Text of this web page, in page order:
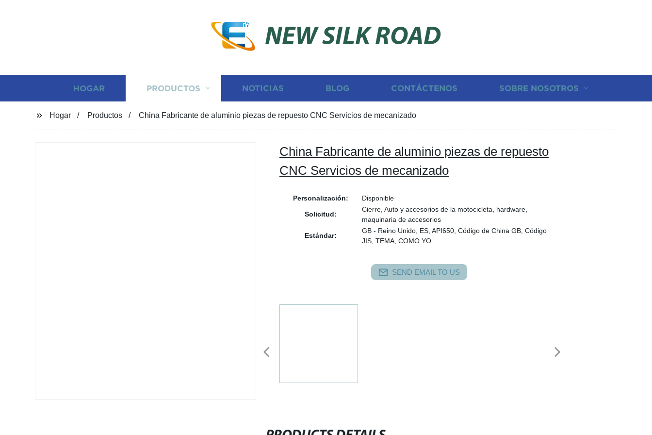
NEW SILK ROAD
HOGAR PRODUCTOS NOTICIAS BLOG CONTÁCTENOS SOBRE NOSOTROS
Hogar Productos China Fabricante de aluminio piezas de repuesto CNC Servicios de mecanizado
China Fabricante de aluminio piezas de repuesto
CNC Servicios de mecanizado
Personalización: Disponible
Solicitud:
Cierre, Auto y accesorios de la motocicleta, hardware,
maquinaria de accesorios
Estándar:
GB - Reino Unido, ES, API650, Código de China GB, Código
JIS, TEMA, COMO YO
SEND EMAIL TO US